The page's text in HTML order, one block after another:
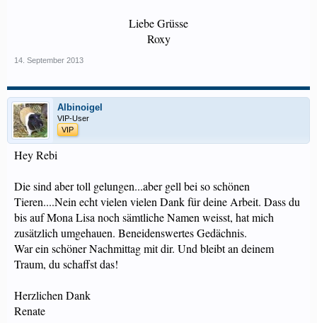
Liebe Grüsse
Roxy​
14. September 2013
Albinoigel
VIP-User
VIP
Hey Rebi
Die sind aber toll gelungen...aber gell bei so schönen
Tieren....Nein echt vielen vielen Dank für deine Arbeit. Dass du
bis auf Mona Lisa noch sämtliche Namen weisst, hat mich
zusätzlich umgehauen. Beneidenswertes Gedächnis.
War ein schöner Nachmittag mit dir. Und bleibt an deinem
Traum, du schaffst das!
Herzlichen Dank
Renate